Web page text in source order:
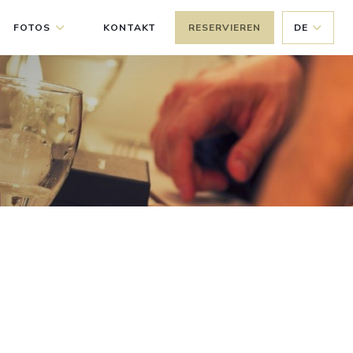
FOTOS KONTAKT RESERVIEREN DE